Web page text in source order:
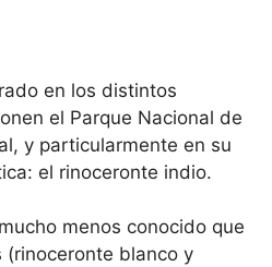
en los distintos
el Parque Nacional de
y particularmente en su
el rinoceronte indio.
menos conocido que
(rinoceronte blanco y